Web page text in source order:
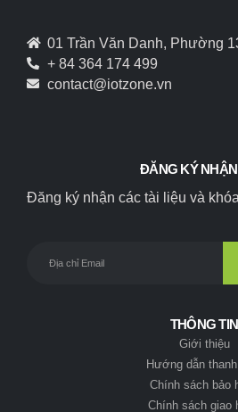
01 Trần Văn Danh, Phường
+ 84 364 174 499
contact@iotzone.vn
ĐĂNG KÝ NHẬN
Đăng ký nhận các tài liệu và
THÔNG TIN
Giới thiệu
Hướng dẫn
Chính sách bảo
Chính sách giao